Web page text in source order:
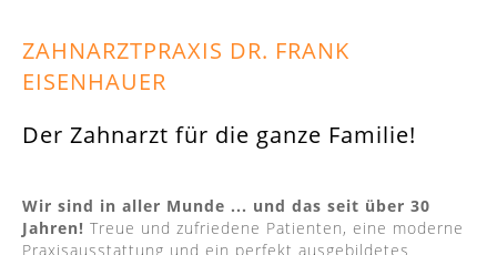
ZAHNARZTPRAXIS DR. FRANK
EISENHAUER
Der Zahnarzt für die ganze Familie!
Wir sind in aller Munde ... und das seit über 30
Jahren! Treue und zufriedene Patienten, eine moderne
Praxisausstattung und ein perfekt ausgebildetes